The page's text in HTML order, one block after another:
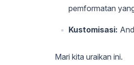
pemformatan
Kustomisasi:
Mari kita uraikan ini.